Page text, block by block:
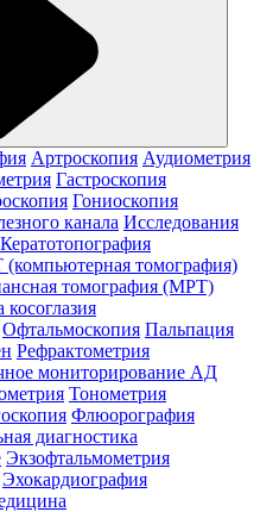
Артроскопия Аудиометрия
Гастроскопия
Гониоскопия
канала Исследования
Кератотопография
томография)
томография (МРТ)
Офтальмоскопия Пальпация
Рефрактометрия
мониторирование АД
Тонометрия
Флюорография
диагностика
Экзофтальмометрия
Эхокардиография